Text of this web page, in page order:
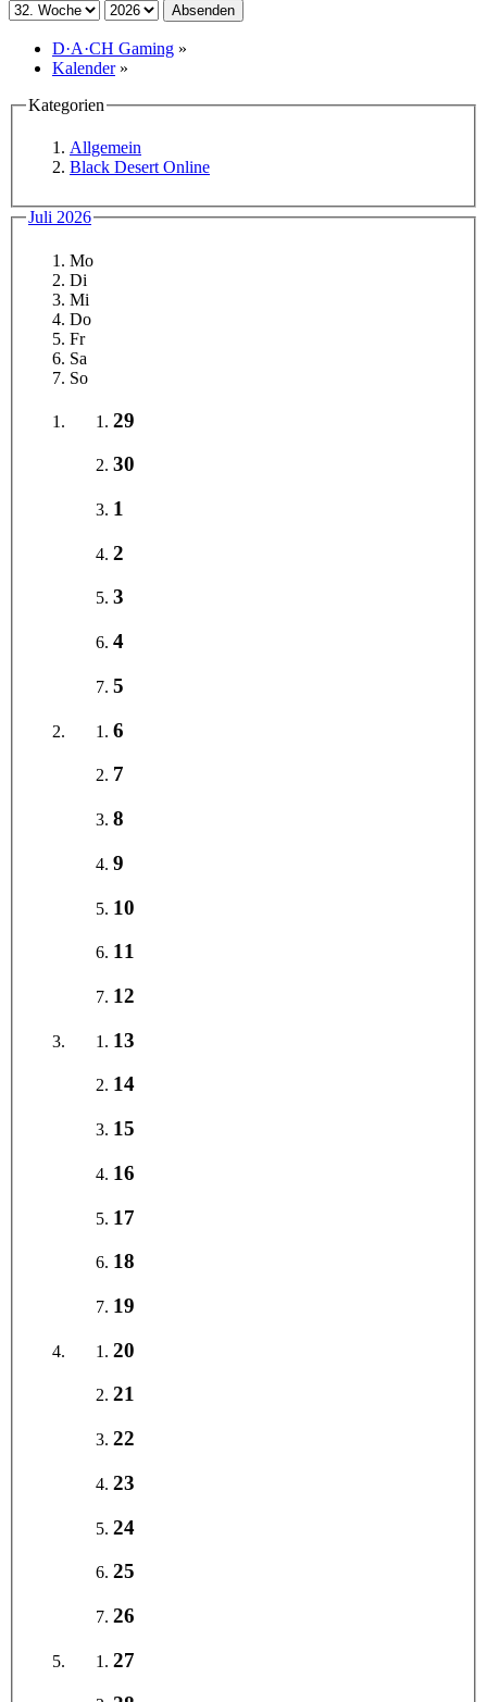
Absenden
D·A·CH Gaming »
Kalender »
Kategorien
Allgemein
Black Desert Online
Juli 2026
Mo
Di
Mi
Do
Fr
Sa
So
29
30
1
2
3
4
5
6
7
8
9
10
11
12
13
14
15
16
17
18
19
20
21
22
23
24
25
26
27